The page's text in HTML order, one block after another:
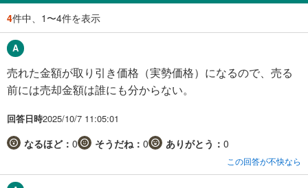
4件中、1〜4件を表示
売れた金額が取り引き価格（実勢価格）になるので、売る
前には売却金額は誰にも分からない。
回答日時2025/10/7 11:05:01
なるほど： 0 そうだね： 0 ありがとう： 0
この回答が不快なら